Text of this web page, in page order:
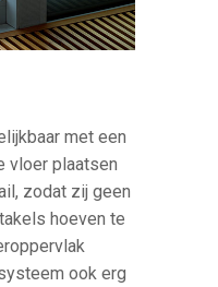
met een
vloer plaatsen
zodat zij geen
hoeven te
ook erg